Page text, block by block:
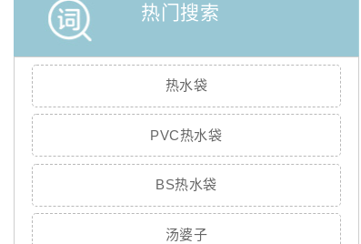
热门搜索
热水袋
PVC热水袋
BS热水袋
汤婆子